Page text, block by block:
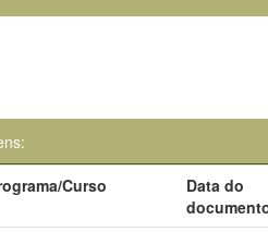
Curso
Data do